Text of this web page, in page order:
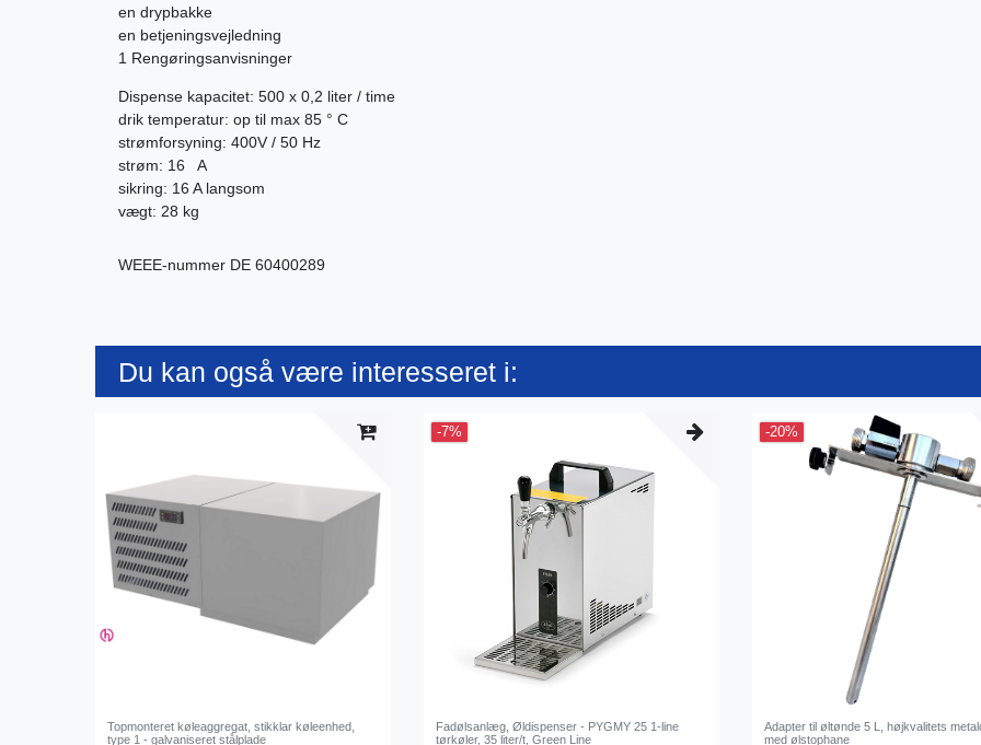
en drypbakke
en betjeningsvejledning
1 Rengøringsanvisninger
Dispense kapacitet: 500 x 0,2 liter / time
drik temperatur: op til max 85 ° C
strømforsyning: 400V / 50 Hz
strøm: 16 A
sikring: 16 A langsom
vægt: 28 kg
WEEE-nummer DE 60400289
Du kan også være interesseret i:
Topmonteret køleaggregat, stikklar køleenhed,
type 1 - galvaniseret stålplade
-7%
Fadølsanlæg, Øldispenser - PYGMY 25 1-line
tørkøler, 35 liter/t, Green Line
-20%
Adapter til øltønde 5 L, højkvalitets
med ølstophane